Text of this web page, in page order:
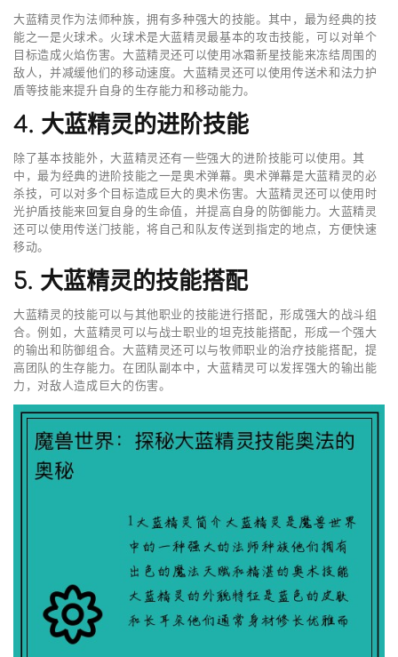
大蓝精灵作为法师种族，拥有多种强大的技能。其中，最为经典的技
能之一是火球术。火球术是大蓝精灵最基本的攻击技能，可以对单个
目标造成火焰伤害。大蓝精灵还可以使用冰霜新星技能来冻结周围的
敌人，并减缓他们的移动速度。大蓝精灵还可以使用传送术和法力护
盾等技能来提升自身的生存能力和移动能力。
4. 大蓝精灵的进阶技能
除了基本技能外，大蓝精灵还有一些强大的进阶技能可以使用。其
中，最为经典的进阶技能之一是奥术弹幕。奥术弹幕是大蓝精灵的必
杀技，可以对多个目标造成巨大的奥术伤害。大蓝精灵还可以使用时
光护盾技能来回复自身的生命值，并提高自身的防御能力。大蓝精灵
还可以使用传送门技能，将自己和队友传送到指定的地点，方便快速
移动。
5. 大蓝精灵的技能搭配
大蓝精灵的技能可以与其他职业的技能进行搭配，形成强大的战斗组
合。例如，大蓝精灵可以与战士职业的坦克技能搭配，形成一个强大
的输出和防御组合。大蓝精灵还可以与牧师职业的治疗技能搭配，提
高团队的生存能力。在团队副本中，大蓝精灵可以发挥强大的输出能
力，对敌人造成巨大的伤害。